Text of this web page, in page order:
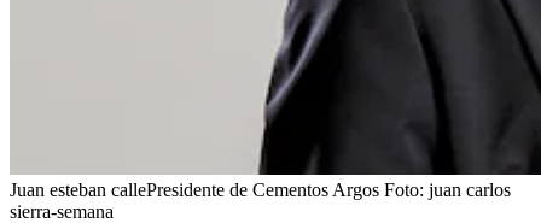
Juan esteban callePresidente de Cementos Argos Foto: juan carlos
sierra-semana